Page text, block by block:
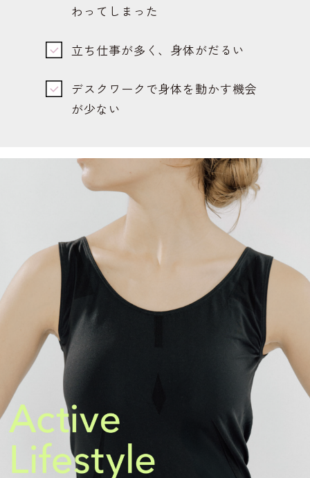
わってしまった
立ち仕事が多く、身体がだるい
デスクワークで身体を動かす機会
が少ない